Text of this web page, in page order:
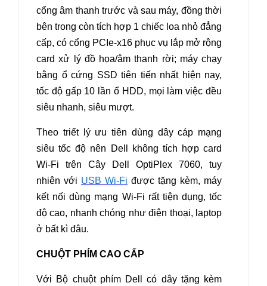
cổng âm thanh trước và sau máy, đồng thời
bên trong còn tích hợp 1 chiếc loa nhỏ đẳng
cấp, có cổng PCIe-x16 phục vụ lắp mở rộng
card xử lý đồ họa/âm thanh rời; máy chạy
bằng ổ cứng SSD tiên tiến nhất hiện nay,
tốc độ gấp 10 lần ổ HDD, mọi làm việc đều
siêu nhanh, siêu mượt.
Theo triết lý ưu tiên dùng dây cáp mạng
siêu tốc độ nên Dell không tích hợp card
Wi-Fi trên Cây Dell OptiPlex 7060, tuy
nhiên với USB Wi-Fi được tặng kèm, máy
kết nối dùng mạng Wi-Fi rất tiện dụng, tốc
độ cao, nhanh chóng như điện thoại, laptop
ở bất kì đâu.
CHUỘT PHÍM CAO CẤP
Với Bộ chuột phím Dell có dây tặng kèm